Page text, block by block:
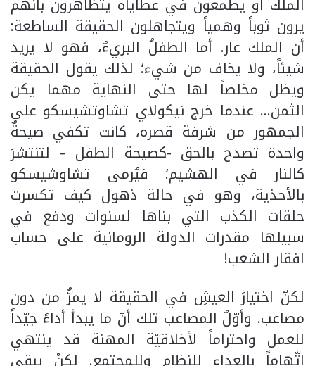
يرون ثوباً وهمياً ويتجاهلون الحقيقة الساطعة:
أن الملك عار. أما الطفلُ البريءُ، فهو لا يريد
شيئاً، ولا يخاف من شيء؛ لذلك يقول الحقيقة
ويظل مخلصاً لها حتى النهاية مهما يكن
الثمن… عندما خرج نيكولاي تشاوتشيسكو على
الجمهور من شرفة قصره، كانت تكفي صيحةٌ
واحدة تصدح بالحق -كصيحة الطفل – لتنتشرَ
كالنار في الهشيم؛ فيُرمى تشاوشيسكو
بالأحذية، وهو في حالة ذهول كيف تكسرت
حلقات الكذب التي بناها لسنوات ودفع في
سبيلها مقدرات الدولة الرومانية على حساب
افقار الشعب!
لكنّ اختيارَ العيشِ في الحقيقة لا يمرُّ من دون
مصاعب. وأوّلُ المصاعب تلك أنّ ما يبدأ أداءً جيّداً
للعمل واحتراماً لأخلاقيّة المهنة قد ينتهي
اتّهاماً بالعداء للنظام وللمجتمع. لكنْ يبقى